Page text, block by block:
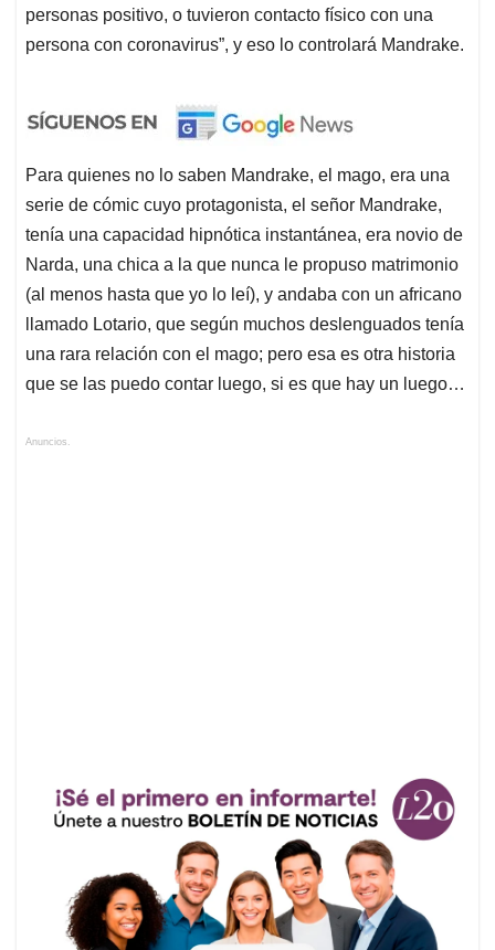
personas positivo, o tuvieron contacto físico con una
persona con coronavirus”, y eso lo controlará Mandrake.
Para quienes no lo saben Mandrake, el mago, era una
serie de cómic cuyo protagonista, el señor Mandrake,
tenía una capacidad hipnótica instantánea, era novio de
Narda, una chica a la que nunca le propuso matrimonio
(al menos hasta que yo lo leí), y andaba con un africano
llamado Lotario, que según muchos deslenguados tenía
una rara relación con el mago; pero esa es otra historia
que se las puedo contar luego, si es que hay un luego…
Anuncios.